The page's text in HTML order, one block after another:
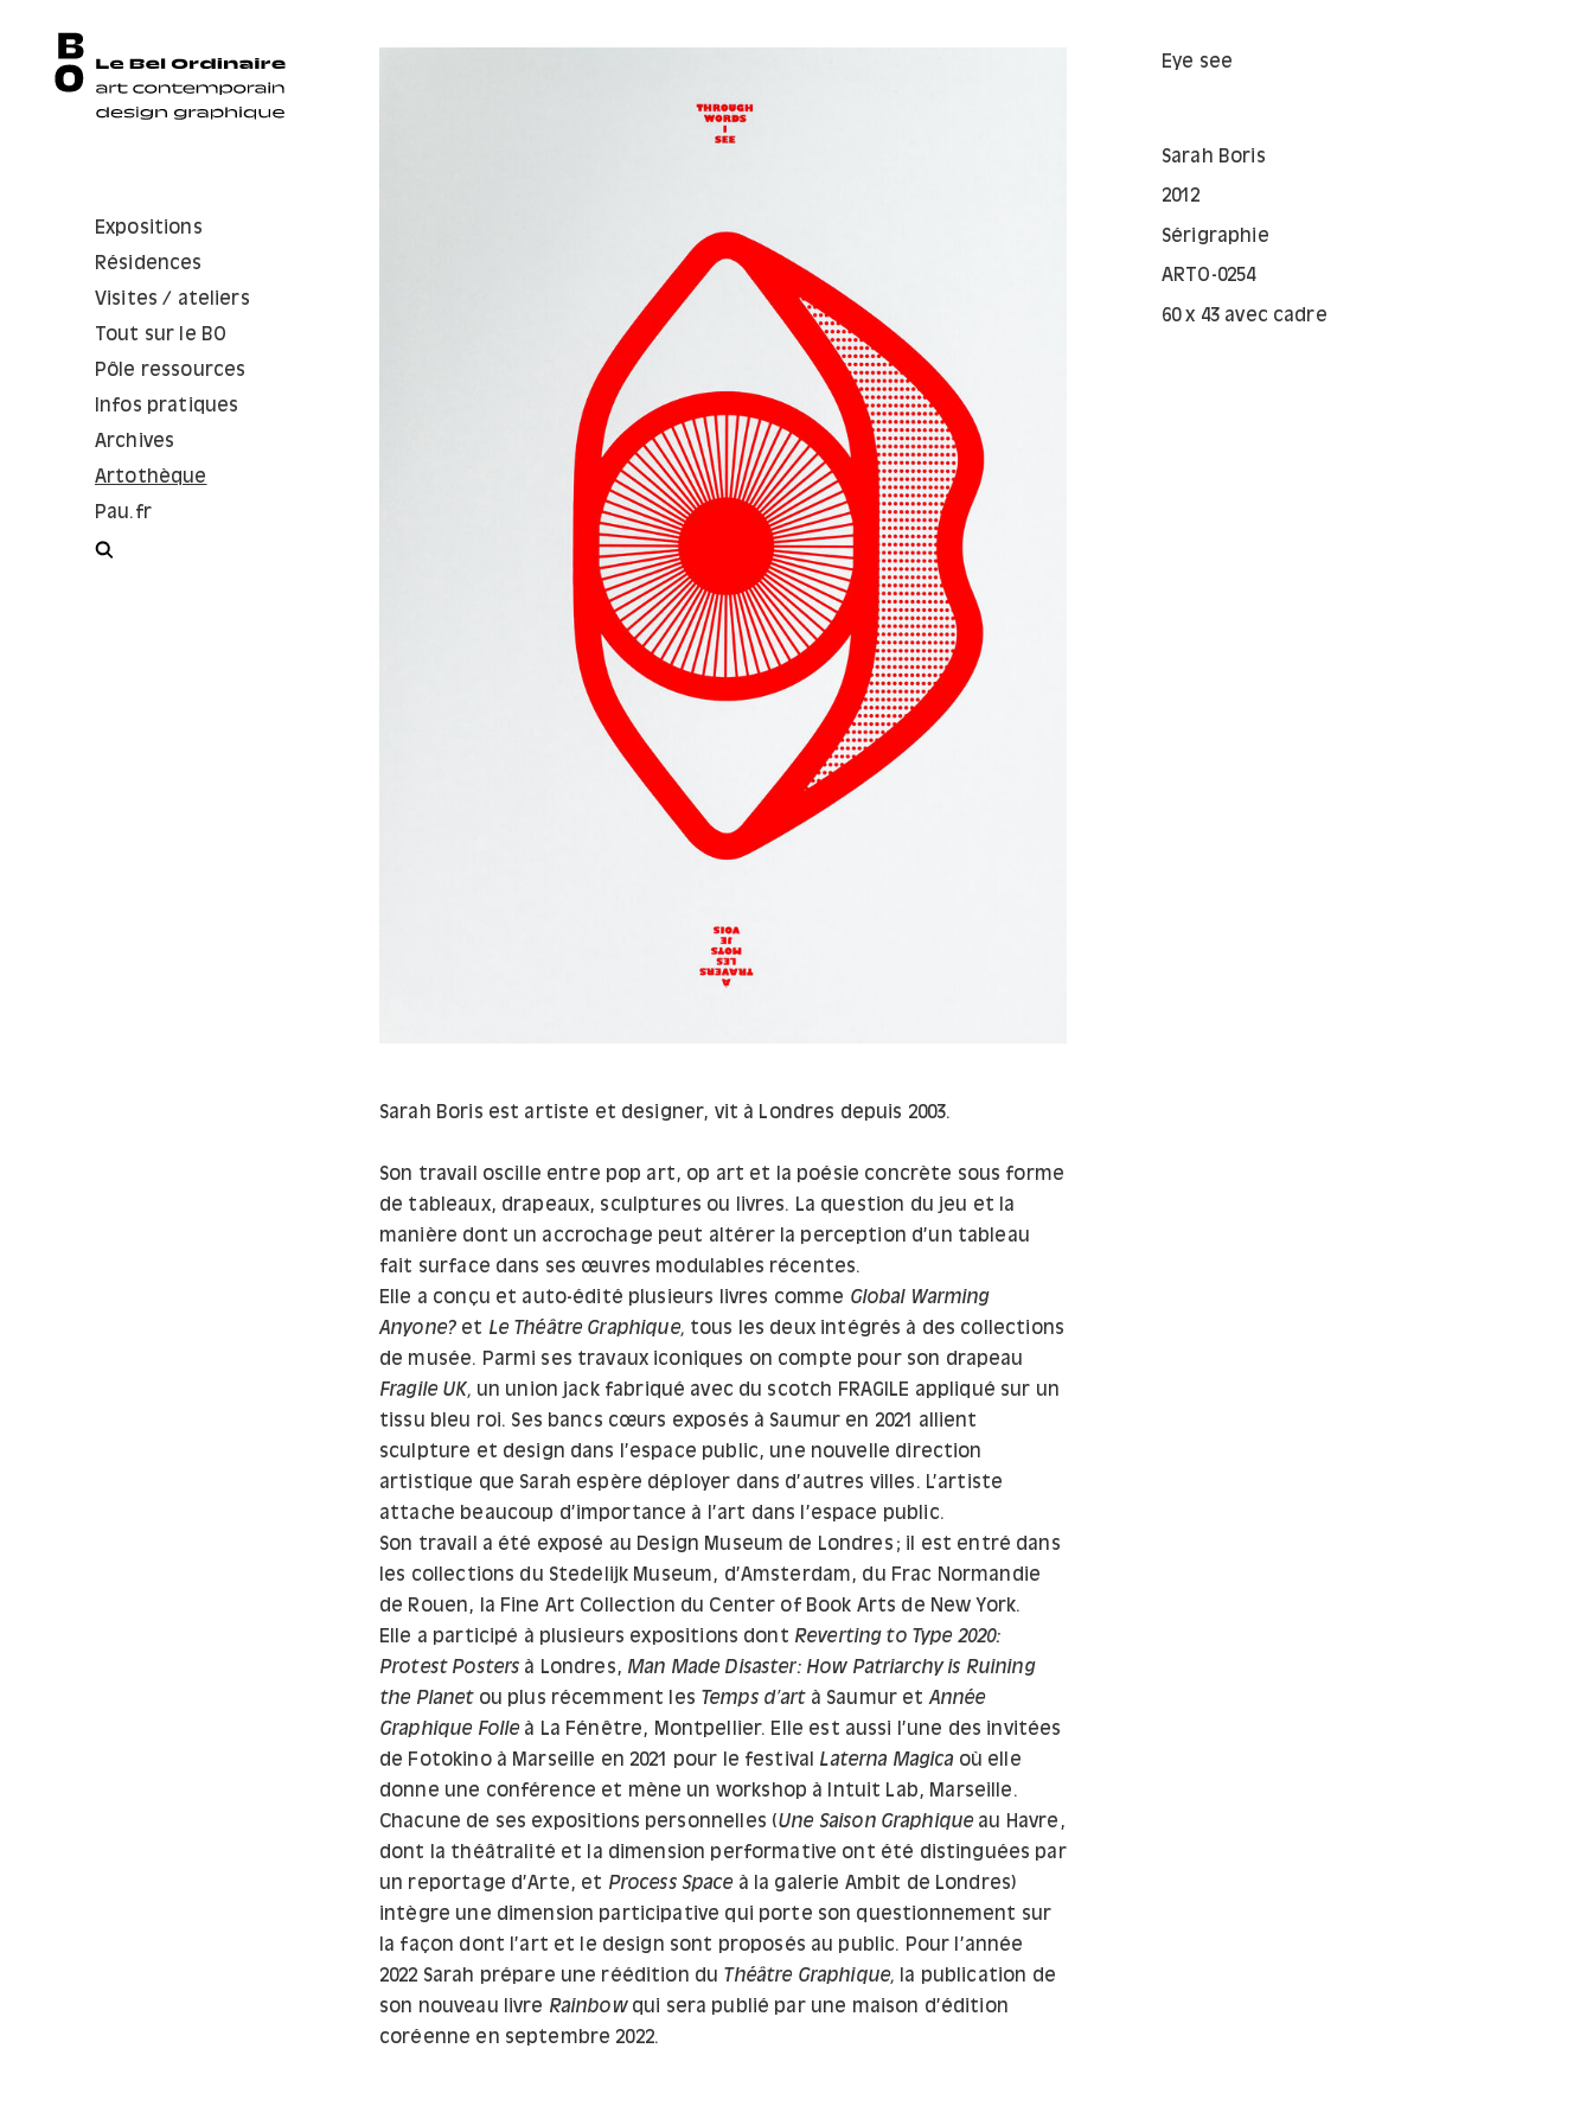
Expositions
Résidences
Visites / ateliers
Tout sur le BO
Pôle ressources
Infos pratiques
Archives
Artothèque
Pau.fr
Rechercher
Sarah Boris est artiste et designer, vit à Londres depuis 2003.
Son travail oscille entre pop art, op art et la poésie concrète sous forme
de tableaux, drapeaux, sculptures ou livres. La question du jeu et la
manière dont un accrochage peut altérer la perception d’un tableau
fait surface dans ses œuvres modulables récentes.
Elle a conçu et auto-édité plusieurs livres comme Global Warming
Anyone? et Le Théâtre Graphique, tous les deux intégrés à des collections
de musée. Parmi ses travaux iconiques on compte pour son drapeau
Fragile UK, un union jack fabriqué avec du scotch FRAGILE appliqué sur un
tissu bleu roi. Ses bancs cœurs exposés à Saumur en 2021 allient
sculpture et design dans l’espace public, une nouvelle direction
artistique que Sarah espère déployer dans d’autres villes. L’artiste
attache beaucoup d’importance à l’art dans l’espace public.
Son travail a été exposé au Design Museum de Londres ; il est entré dans
les collections du Stedelijk Museum, d’Amsterdam, du Frac Normandie
de Rouen, la Fine Art Collection du Center of Book Arts de New York.
Elle a participé à plusieurs expositions dont Reverting to Type 2020:
Protest Posters à Londres, Man Made Disaster: How Patriarchy is Ruining
the Planetou plus récemment les Temps d’artà Saumur etAnnée
Graphique Folleà La Fénêtre, Montpellier. Elle est aussi l’une des invitées
de Fotokino à Marseille en 2021 pour le festival Laterna Magica où elle
donne une conférence et mène un workshop à Intuit Lab, Marseille.
Chacune de ses expositions personnelles (Une Saison Graphiqueau Havre,
dont la théâtralité et la dimension performative ont été distinguées par
un reportage d’Arte, et Process Spaceà la galerie Ambit de Londres)
intègre une dimension participative qui porte son questionnement sur
la façon dont l’art et le design sont proposés au public. Pour l’année
2022 Sarah prépare une réédition du
Théâtre Graphique, la publication de
son nouveau livre Rainbowqui sera publié par une maison d’édition
coréenne en septembre 2022.
Eye see
Sarah Boris
2012
Sérigraphie
ARTO-0254
60 x 43 avec cadre